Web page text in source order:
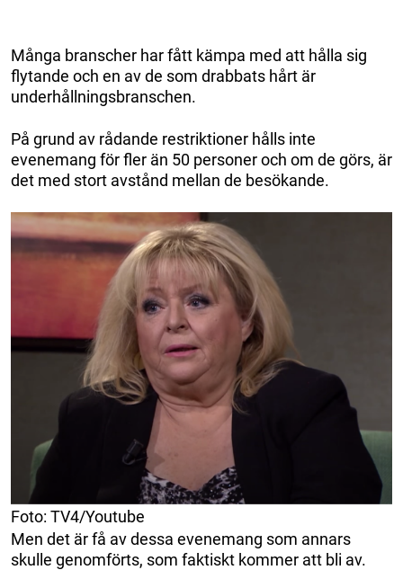
Många branscher har fått kämpa med att hålla sig
flytande och en av de som drabbats hårt är
underhållningsbranschen.
På grund av rådande restriktioner hålls inte
evenemang för fler än 50 personer och om de görs, är
det med stort avstånd mellan de besökande.
Foto: TV4/Youtube
Men det är få av dessa evenemang som annars
skulle genomförts, som faktiskt kommer att bli av.